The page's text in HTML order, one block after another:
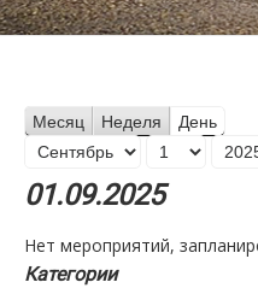
Месяц Неделя День
Месяц
День
Год
01.09.2025
Нет мероприятий,
Категории